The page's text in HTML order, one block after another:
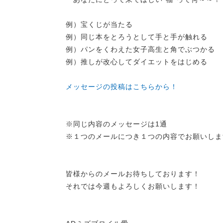
例）宝くじが当たる
例）同じ本をとろうとして手と手が触れる
例）パンをくわえた女子高生と角でぶつかる
例）推しが改心してダイエットをはじめる
メッセージの投稿はこちらから！
※同じ内容のメッセージは1通
※１つのメールにつき１つの内容でお願いし
皆様からのメールお待ちしております！
それでは今週もよろしくお願いします！